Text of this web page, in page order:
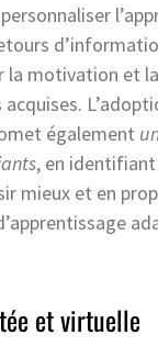
la motivation et
également
, en
mieux et en
et virtuelle